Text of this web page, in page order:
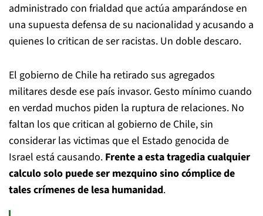
administrado con frialdad que actúa amparándose en
una supuesta defensa de su nacionalidad y acusando a
quienes lo critican de ser racistas. Un doble descaro.
El gobierno de Chile ha retirado sus agregados
militares desde ese país invasor. Gesto mínimo cuando
en verdad muchos piden la ruptura de relaciones. No
faltan los que critican al gobierno de Chile, sin
considerar las victimas que el Estado genocida de
Israel está causando. Frente a esta tragedia cualquier
calculo solo puede ser mezquino sino cómplice de
tales crímenes de lesa humanidad.